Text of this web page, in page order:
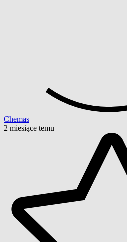
Chemas
2 miesiące temu